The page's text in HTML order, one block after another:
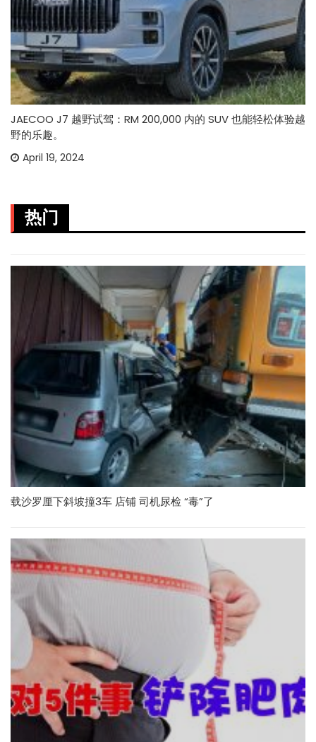
JAECOO J7 越野试驾：RM 200,000 内的 SUV 也能轻松体验越
野的乐趣。
April 19, 2024
热门
载沙罗厘下斜坡撞3车 店铺 司机尿检 “毒”了